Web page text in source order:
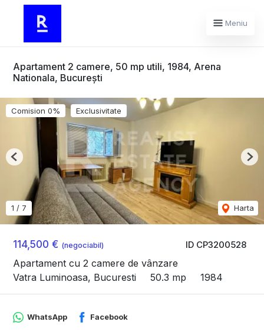
Meniu
Apartament 2 camere, 50 mp utili, 1984, Arena
Nationala, București
ID CP3200528
114,500 € (negociabil)
Apartament cu 2 camere de vânzare
Vatra Luminoasa, Bucuresti
50.3 mp 1984
Comision 0% Exclusivitate
1 / 7 Harta
Previous
WhatsApp Facebook